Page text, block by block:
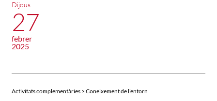
Dijous
27
febrer
2025
Activitats complementàries > Coneixement de l'entorn